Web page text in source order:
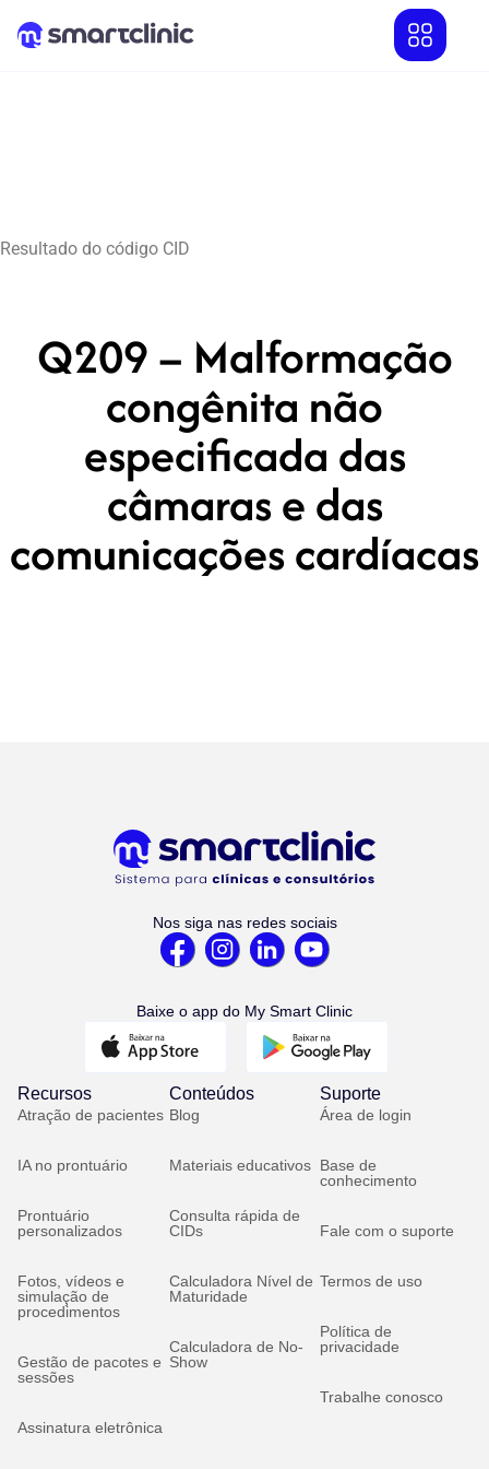
Resultado do código CID
Q209 – Malformação
congênita não
especificada das
câmaras e das
comunicações cardíacas
Nos siga nas redes sociais
Baixe o app do My Smart Clinic
Recursos
Atração de pacientes
IA no prontuário
Prontuário
personalizados
Fotos, vídeos e
simulação de
procedimentos
Gestão de pacotes e
sessões
Assinatura eletrônica
Conteúdos
Blog
Materiais educativos
Consulta rápida de
CIDs
Calculadora Nível de
Maturidade
Calculadora de No-
Show
Suporte
Área de login
Base de
conhecimento
Fale com o suporte
Termos de uso
Política de
privacidade
Trabalhe conosco